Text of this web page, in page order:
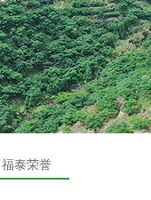
福泰荣誉